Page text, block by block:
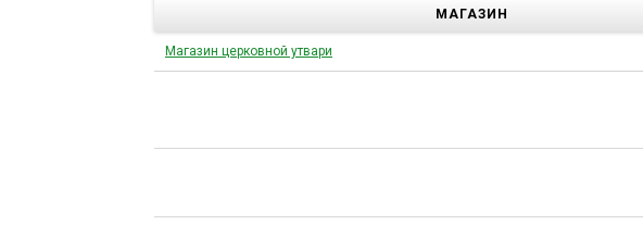
МАГАЗИН
Магазин церковной утвари